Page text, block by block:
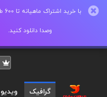
وصدا دانلود کنید.
گرافیک ویدیو